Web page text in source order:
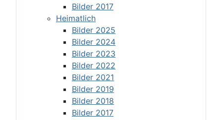
Bilder 2017
Heimatlich
Bilder 2025
Bilder 2024
Bilder 2023
Bilder 2022
Bilder 2021
Bilder 2019
Bilder 2018
Bilder 2017